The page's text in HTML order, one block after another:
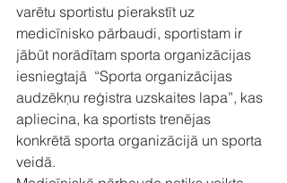
varētu sportistu pierakstīt uz
medicīnisko pārbaudi, sportistam ir
jābūt norādītam sporta organizācijas
iesniegtajā  “Sporta organizācijas
audzēkņu reģistra uzskaites lapa”, kas
apliecina, ka sportists trenējas
konkrētā sporta organizācijā un sporta
veidā.